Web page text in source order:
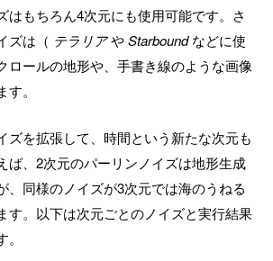
はもちろん4次元にも使用可能です。さ
ズは（ テラリアやStarboundなどに使
ロールの地形や、手書き線のような画像
。
ズを拡張して、時間という新たな次元も
ば、2次元のパーリンノイズは地形生成
、同様のノイズが3次元では海のうねる
す。以下は次元ごとのノイズと実行結果